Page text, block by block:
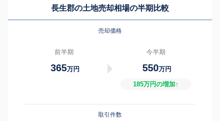
長生郡の土地売却相場の半期比較
売却価格
前半期
365万円
今半期
550万円
185万円の増加↑
取引件数